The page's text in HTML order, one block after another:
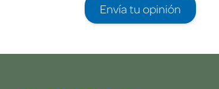
Envía tu opinión